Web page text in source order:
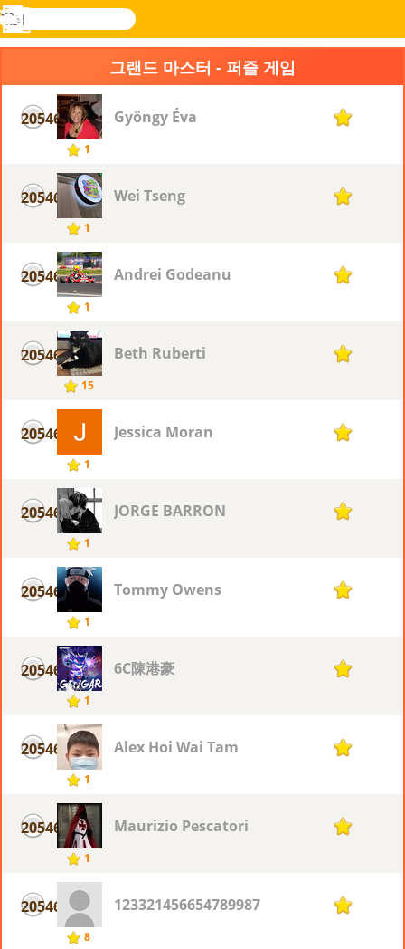
Novel
검
색
로그
메
뉴
그랜드 마스터 - 퍼즐 게임
20546
1
Gyöngy Éva 1
20546
1
Wei Tseng 1
20546
1
Andrei Godeanu 1
20546
15
Beth Ruberti 1
20546
1
Jessica Moran 1
20546
1
JORGE BARRON 1
20546
1
Tommy Owens 1
20546
1
6C陳港豪 1
20546
1
Alex Hoi Wai Tam 1
20546
1
Maurizio Pescatori 1
20546
8
123321456654789987 1